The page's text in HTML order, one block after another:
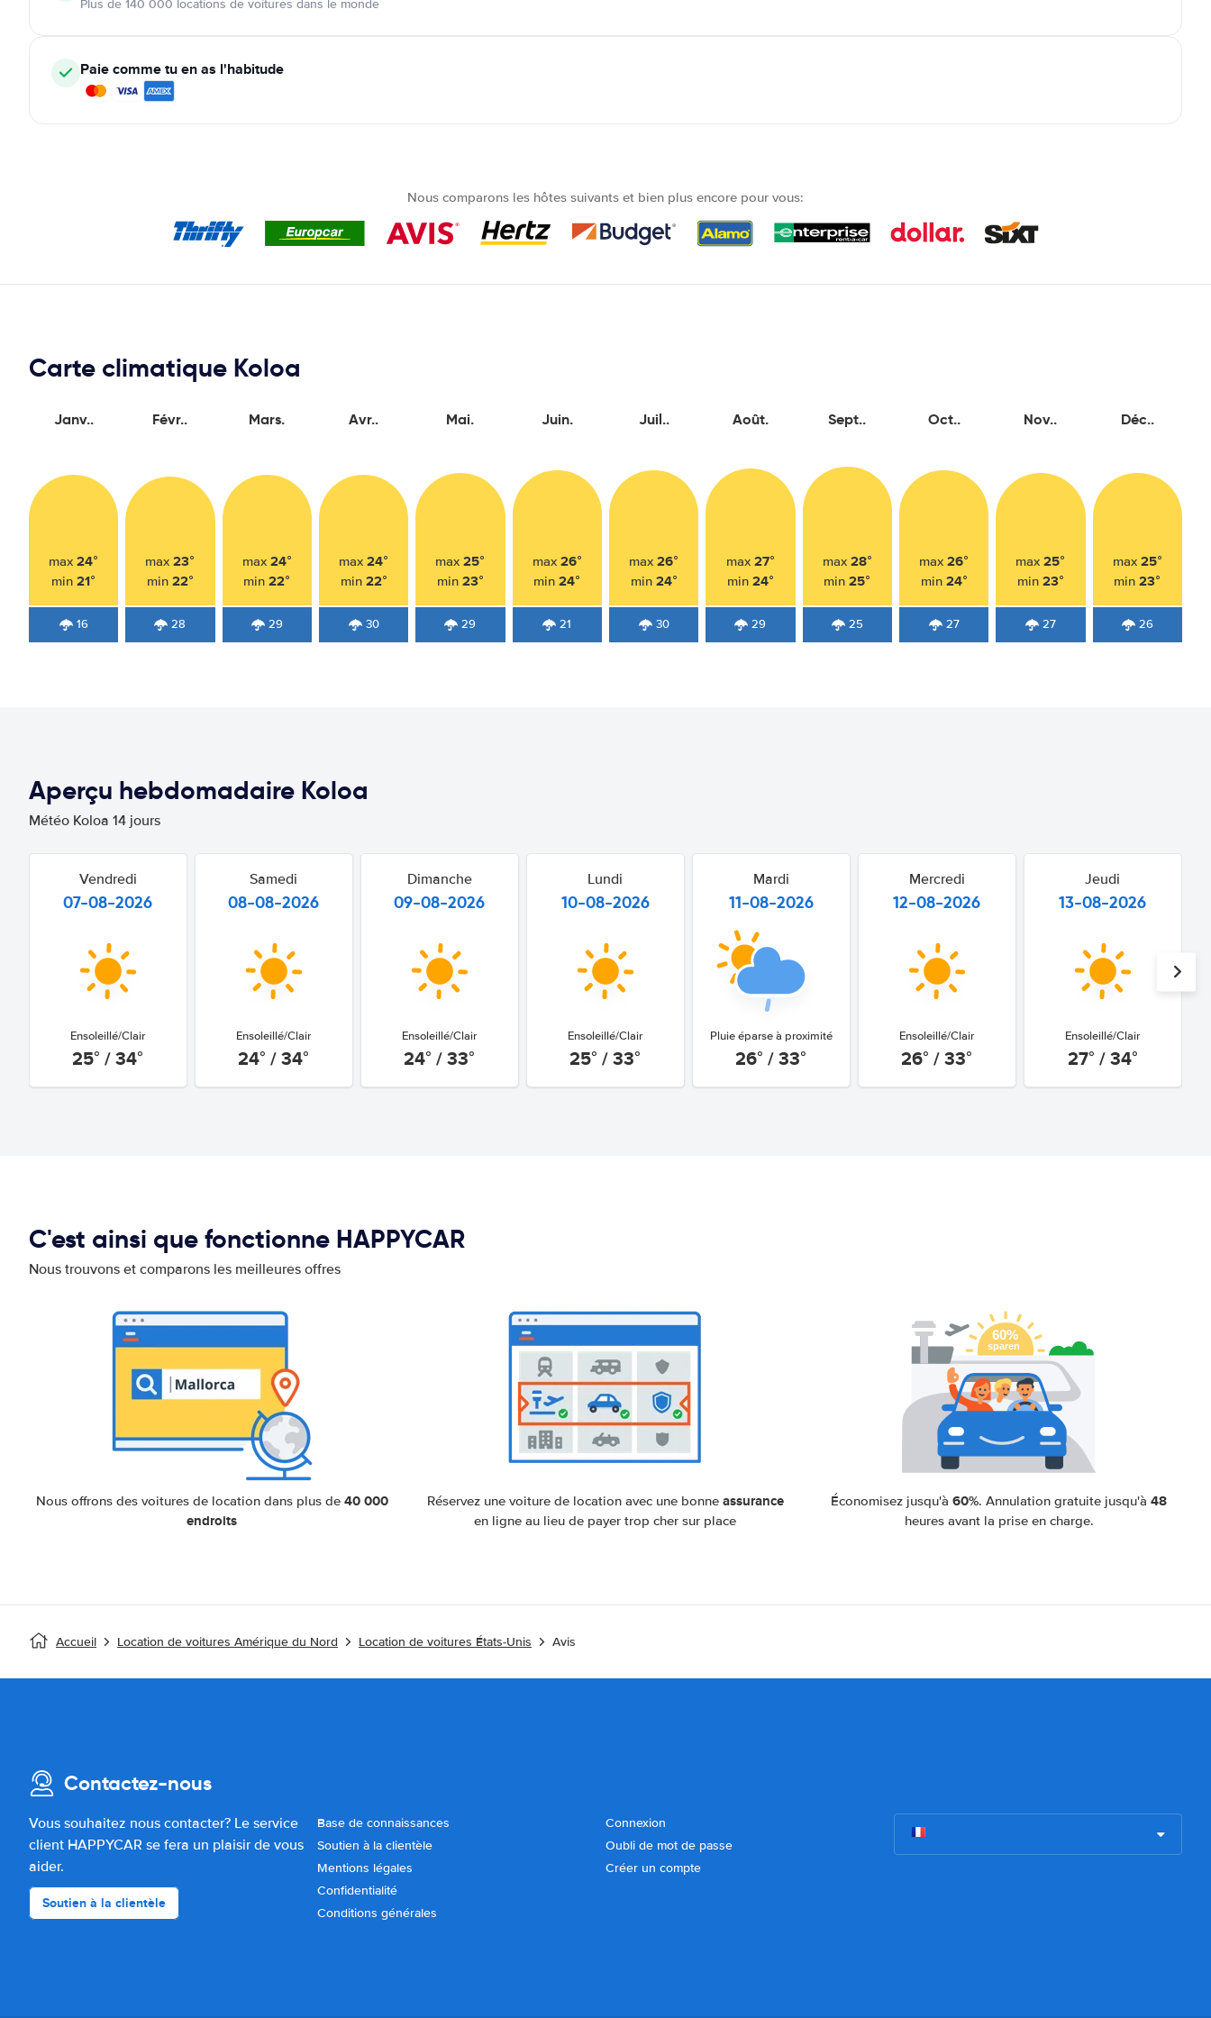
Plus de 140 000 locations de voitures dans le monde
Paie comme tu en as l'habitude
Nous comparons les hôtes suivants et bien plus encore pour vous:
Carte climatique Koloa
Janv..
max24°
min21°
16
Févr..
max23°
min 22°
28
Mars.
max 24°
min22°
29
Avr..
max24°
min 22°
30
Mai.
max25°
min 23°
29
Juin.
max 26°
min24°
21
Juil..
max26°
min 24°
30
Août.
max 27°
min 24°
29
Sept..
max 28°
min25°
25
Oct..
max26°
min 24°
27
Nov..
max25°
min 23°
27
Déc..
max 25°
min23°
26
Aperçu hebdomadaire Koloa
Météo Koloa 14 jours
Vendredi
07-08-2026
Ensoleillé/Clair
25° / 34°
Samedi
08-08-2026
Ensoleillé/Clair
24° / 34°
Dimanche
09-08-2026
Ensoleillé/Clair
24° / 33°
Lundi
10-08-2026
Ensoleillé/Clair
25° / 33°
Mardi
11-08-2026
Pluie éparse à proximité
26° / 33°
Mercredi
12-08-2026
Ensoleillé/Clair
26° / 33°
Jeudi
13-08-2026
Ensoleillé/Clair
27° / 34°
C'est ainsi que fonctionne HAPPYCAR
Nous trouvons et comparons les meilleures offres
Nous offrons des voitures de location dans plus de 40 000
endroits
Réservez une voiture de location avec une bonne assurance
en ligne au lieu de payer trop cher sur place
Économisez jusqu'à60%. Annulation gratuite jusqu'à48
heures avant la prise en charge.
Accueil Location de voitures Amérique du Nord Location de voitures États-Unis Avis
Contactez-nous
Vous souhaitez nous contacter? Le service
client HAPPYCAR se fera un plaisir de vous
aider.
Soutien à la clientèle
Base de connaissances
Soutien à la clientèle
Mentions légales
Confidentialité
Conditions générales
Connexion
Oubli de mot de passe
Créer un compte